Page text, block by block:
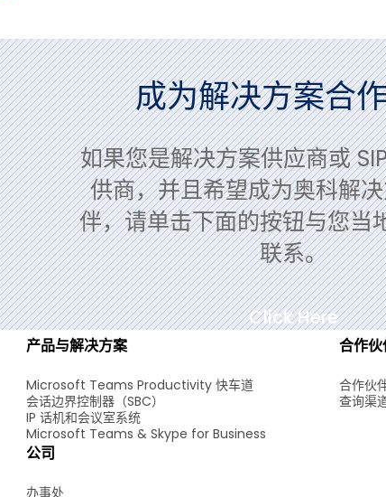
成为解决方案合
如果您是解决方案供应商或
供商，并且希望成为奥科解
伴，请单击下面的按钮与您当
联系。
Click Here
产品与解决方案
Microsoft Teams Productivity 快车道
会话边界控制器（SBC）
IP 话机和会议室系统
Microsoft Teams & Skype for Business
公司
办事处
合作伙
合作伙
查询渠